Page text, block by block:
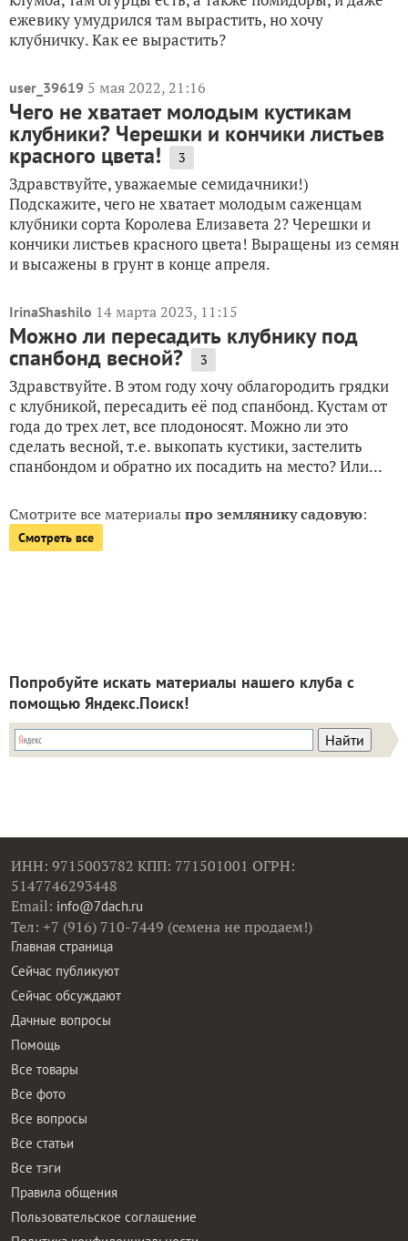
ежевику умудрился там вырастить, но хочу
клубничку. Как ее вырастить?
user_39619 5 мая 2022, 21:16
Чего не хватает молодым кустикам
клубники? Черешки и кончики листьев
красного цвета! 3
Здравствуйте, уважаемые семидачники!)
Подскажите, чего не хватает молодым саженцам
клубники сорта Королева Елизавета 2? Черешки и
кончики листьев красного цвета! Выращены из семян
и высажены в грунт в конце апреля.
IrinaShashilo 14 марта 2023, 11:15
Можно ли пересадить клубнику под
спанбонд весной? 3
Здравствуйте. В этом году хочу облагородить грядки
с клубникой, пересадить её под спанбонд. Кустам от
года до трех лет, все плодоносят. Можно ли это
сделать весной, т.е. выкопать кустики, застелить
спанбондом и обратно их посадить на место? Или...
Смотрите все материалыпро землянику садовую:
Смотреть все
Попробуйте искать материалы нашего клуба с
помощью Яндекс.Поиск!
ИНН: 9715003782 КПП: 771501001 ОГРН:
5147746293448
Email: info@7dach.ru
Тел: +7 (916) 710-7449 (семена не продаем!)
Главная страница
Сейчас публикуют
Сейчас обсуждают
Дачные вопросы
Помощь
Все товары
Все фото
Все вопросы
Все статьи
Все тэги
Правила общения
Пользовательское соглашение